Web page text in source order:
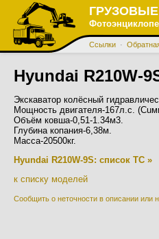
Ссылки ·
Hyundai R210W-
Экскаватор колёсный
Мощность двигателя-167л.с.
Объём ковша-0,51-1.34м3.
Глубина копания-6,38м.
Масса-20500кг.
Hyundai R210W-9S: список ТС »
к списку моделей
Сообщить о неточности в описании или